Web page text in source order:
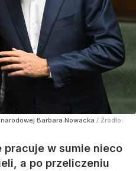
Barbara Nowacka / Źródło:
pracuje w sumie nieco
a po przeliczeniu